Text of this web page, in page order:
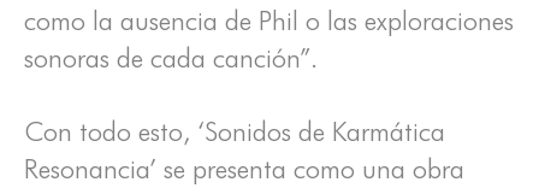
como la ausencia de Phil o las exploraciones
sonoras de cada canción”.
Con todo esto, ‘Sonidos de Karmática
Resonancia’ se presenta como una obra